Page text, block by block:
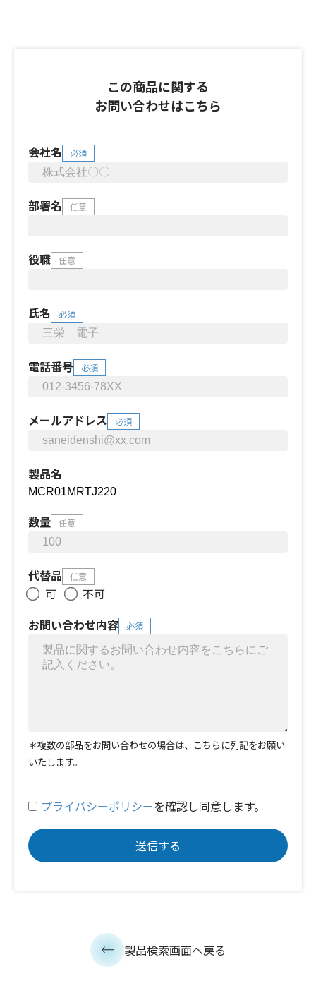
この商品に関する
お問い合わせはこちら
会社名 必須
部署名 任意
役職 任意
氏名 必須
電話番号 必須
メールアドレス 必須
製品名
数量 任意
代替品 任意
可
不可
お問い合わせ内容
必須
＊複数の部品をお問い合わせの場合は、こちらに列記をお願い
いたします。
プライバシーポリシーを確認し同意します。
製品検索画面へ戻る